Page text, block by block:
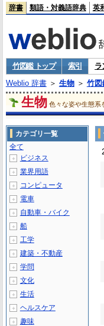
辞書 類語・対義語辞典 英
竹図鑑 トップ 索引 ラ
Weblio 辞書＞ 生物＞ 竹図
生物 色々な姿や生態系
カテゴリ一覧
全て
＋ ビジネス
＋ 業界用語
＋ コンピュータ
＋ 電車
＋ 自動車・バイク
＋ 船
＋ 工学
＋ 建築・不動産
＋ 学問
＋ 文化
＋ 生活
＋ ヘルスケア
＋ 趣味